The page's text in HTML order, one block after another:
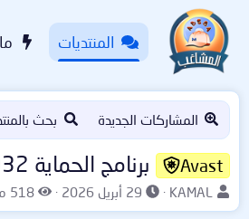
المنتديات
المشاركات الجديدة بحث
Avast برنامج الحماية Avast Premium Security Repack 26.4.10932 نسخة ريباك مفعلة لغاية سنة 2038
ا
KAMAL
ت
ا
29 أبريل 2026
ا
ل
518 مشاهدة